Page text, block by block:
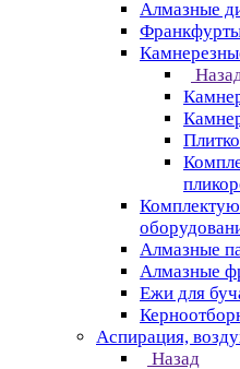
Алмазные
Алмазные
Алмазные
Ежи для
Аспирация,
Назад